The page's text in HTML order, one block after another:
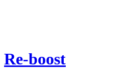
Re-boost